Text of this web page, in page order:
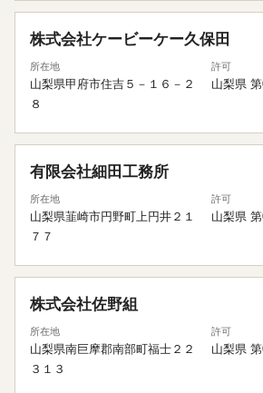
株式会社ケービーケー久保田
所在地
山梨県甲府市住吉５－１６－２
８
許可
山梨県
有限会社細田工務所
所在地
山梨県韮崎市円野町上円井２１
７７
許可
山梨県
株式会社佐野組
所在地
山梨県南巨摩郡南部町福士２２
３１３
許可
山梨県